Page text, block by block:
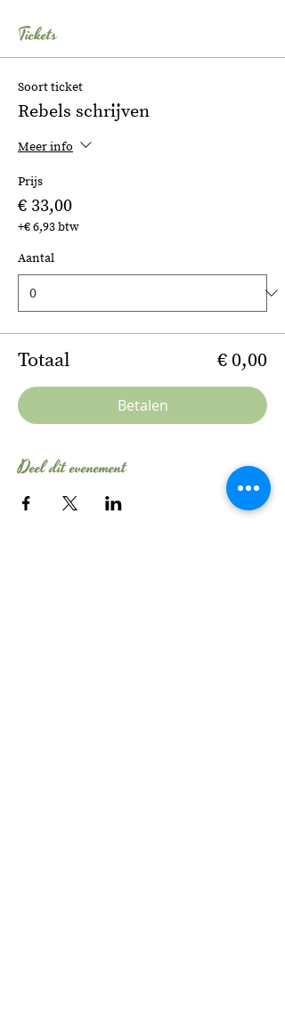
Tickets
Soort ticket
Rebels schrijven
Meer info
Prijs
€ 33,00
+€ 6,93 btw
Aantal
Totaal € 0,00
Betalen
Deel dit evenement